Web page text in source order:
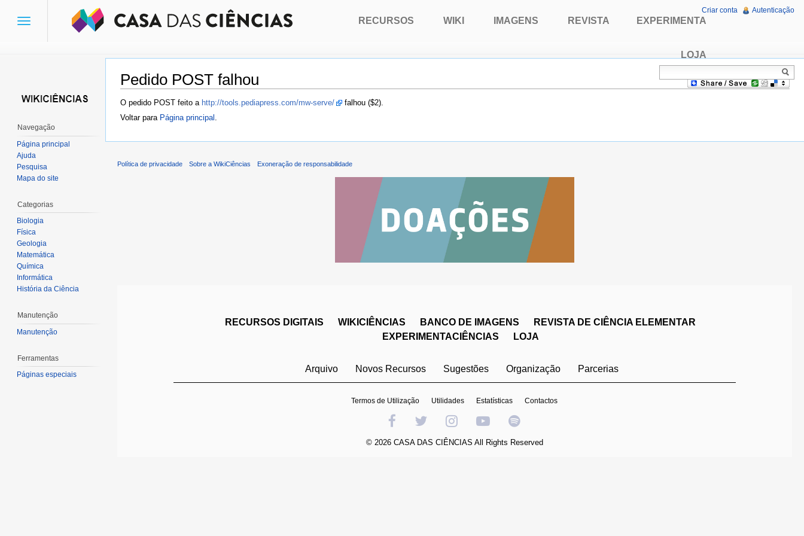
Pedido POST falhou
Ir para:navegação,pesquisa
O pedido POST feito a http://tools.pediapress.com/mw-serve/
falhou ($2).
Voltar para Página principal
Toggle
RECURSOS WIKI IMAGENS REVISTA EXPERIMENTA
LOJA
Criar conta Autenticação
Navegação
Página principal
Ajuda
Pesquisa
Mapa do site
Categorias
Biologia
Física
Geologia
Matemática
Química
Informática
História da Ciência
Manutenção
Manutenção
Ferramentas
Páginas especiais
Política de privacidade Sobre a WikiCiências Exoneração de responsabilidade
RECURSOS DIGITAIS WIKICIÊNCIAS BANCO DE IMAGENS
REVISTA DE CIÊNCIA ELEMENTAR
EXPERIMENTACIÊNCIAS
LOJA
Arquivo Novos Recursos Sugestões Organização Parcerias
Termos de Utilização Utilidades Estatísticas Contactos
© 2026 CASA DAS CIÊNCIAS All Rights Reserved